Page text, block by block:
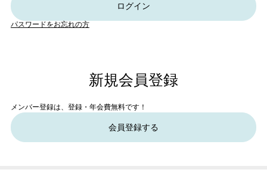
ログイン
パスワードをお忘れの方
新規会員登録
メンバー登録は、登録・年会費無料です！
会員登録する